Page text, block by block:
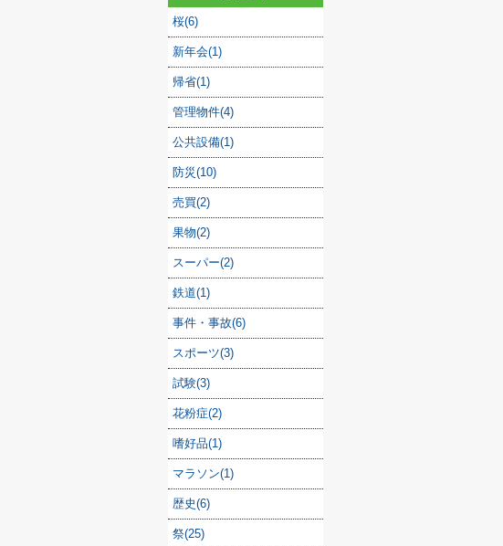
桜(6)
新年会(1)
帰省(1)
管理物件(4)
公共設備(1)
防災(10)
売買(2)
果物(2)
スーパー(2)
鉄道(1)
事件・事故(6)
スポーツ(3)
試験(3)
花粉症(2)
嗜好品(1)
マラソン(1)
歴史(6)
祭(25)